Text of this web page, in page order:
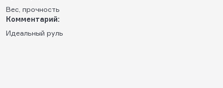
Вес, прочность
Комментарий:
Идеальный руль